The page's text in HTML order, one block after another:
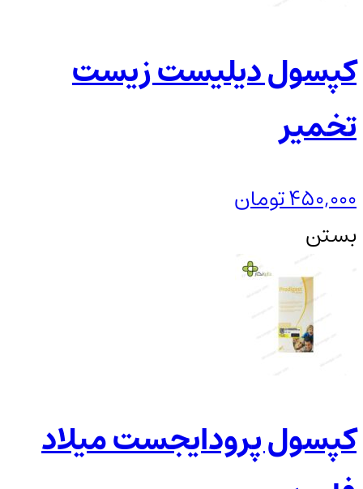
کپسول دیلیست زیست
تخمیر
450,000تومان
بستن
کپسول پرودایجست میلاد